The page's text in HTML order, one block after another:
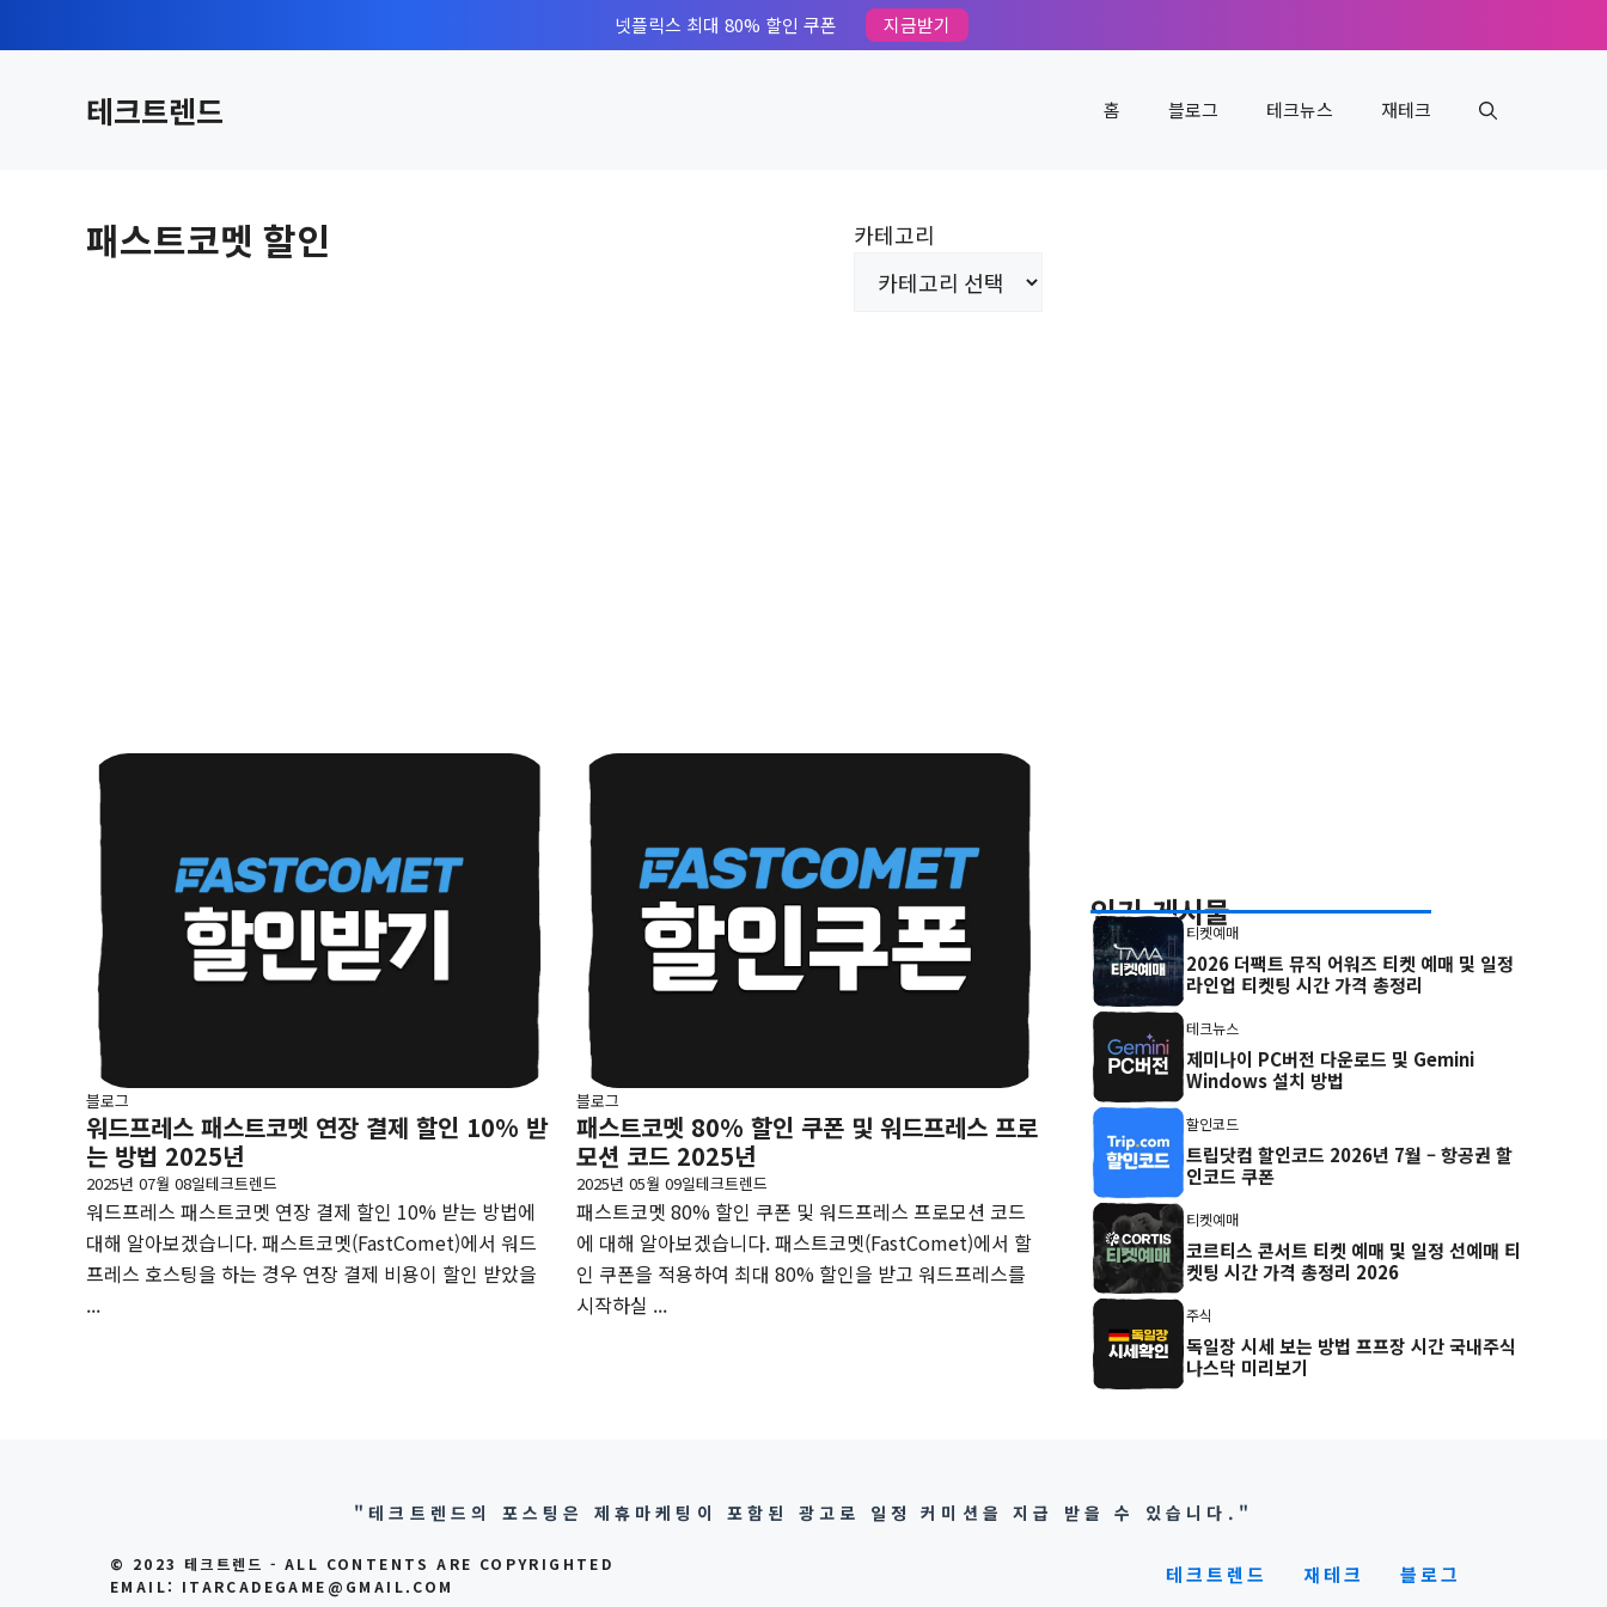
텐
넷플릭스 최대 80% 할인 쿠폰 지금받기
테크트렌드 홈 블로그 테크뉴스 재테크
패스트코멧 할인 카테고리
블로그
워드프레스 패스트코멧 연장 결제 할인 10% 받
는 방법 2025년
2025년 07월 08일테크트렌드
워드프레스 패스트코멧 연장 결제 할인 10% 받는 방법에
대해 알아보겠습니다. 패스트코멧(FastComet)에서 워드
프레스 호스팅을 하는 경우 연장 결제 비용이 할인 받았을
...
블로그
패스트코멧 80% 할인 쿠폰 및 워드프레스 프로
모션 코드 2025년
2025년 05월 09일테크트렌드
패스트코멧 80% 할인 쿠폰 및 워드프레스 프로모션 코드
에 대해 알아보겠습니다. 패스트코멧(FastComet)에서 할
인 쿠폰을 적용하여 최대 80% 할인을 받고 워드프레스를
시작하실 ...
인기 게시물
티켓예매
2026 더팩트 뮤직 어워즈 티켓 예매 및 일정
라인업 티켓팅 시간 가격 총정리
테크뉴스
제미나이 PC버전 다운로드 및 Gemini
Windows 설치 방법
할인코드
트립닷컴 할인코드 2026년 7월 – 항공권 할
인코드 쿠폰
티켓예매
코르티스 콘서트 티켓 예매 및 일정 선예매 티
켓팅 시간 가격 총정리 2026
주식
독일장 시세 보는 방법 프프장 시간 국내주식
나스닥 미리보기
"테크트렌드의 포스팅은 제휴마케팅이 포함된 광고로 일정 커미션을 지급 받을 수 있습니다."
© 2023 테크트렌드 - ALL CONTENTS ARE COPYRIGHTED
EMAIL: ITARCADEGAME@GMAIL.COM
테크트렌드 재테크 블로그